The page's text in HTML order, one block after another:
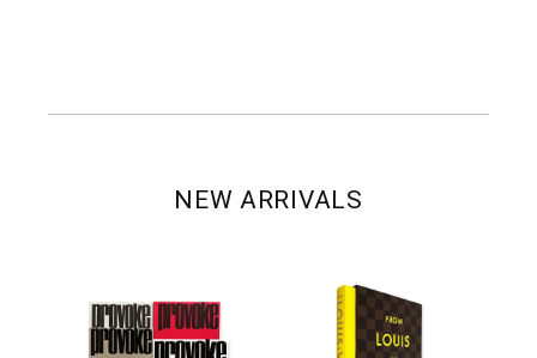
NEW ARRIVALS